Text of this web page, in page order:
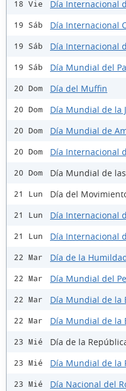
18 Vie Día Internacional
19 Sáb Día Internacional
19 Sáb Día Internacional
19 Sáb Día Mundial del
20 Dom Día del Muffin
20 Dom Día Mundial de la
20 Dom Día Mundial de
20 Dom Día Internacional
20 Dom Día Mundial de
21 Lun Día del
21 Lun Día Internacional
21 Lun Día Internacional
22 Mar Día de la
22 Mar Día Mundial del
22 Mar Día Mundial de la
22 Mar Día Mundial de la
23 Mié Día de la
23 Mié Día Mundial de la
23 Mié Día Nacional del